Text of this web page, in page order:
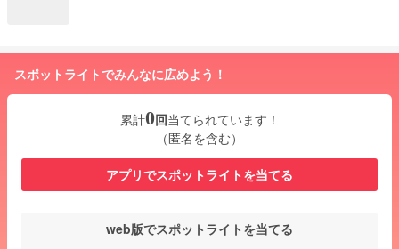
スポットライトでみんなに広めよう！
累計0回当てられています！
（匿名を含む）
アプリでスポットライトを当てる
web版でスポットライトを当てる